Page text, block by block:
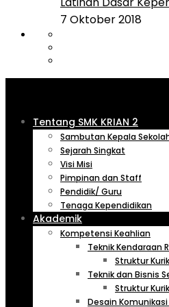
7 Oktober 2018
Tentang SMK KRIAN 2
Sambutan Kepala
Sejarah Singkat
Visi Misi
Pimpinan dan Staff
Pendidik/ Guru
Tenaga Kependidikan
Akademik
Kompetensi Keahlian
Teknik Kendaraan
Struktur
Teknik dan Bisnis
Struktur
Desain